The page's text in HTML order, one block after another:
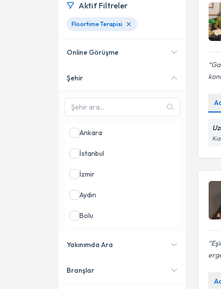
Aktif Filtreler
Floortime Terapisi
Online Görüşme
Online danışmanlık sunan
Şehir
Ankara
İstanbul
İzmir
Aydın
Bolu
Yakınımda Ara
Konumuma yakın uzmanları
Branşlar